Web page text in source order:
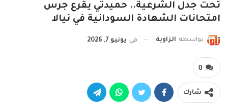
تحت جدل الشرعية.. حميدتي يقرع جرس
امتحانات الشهادة السودانية في نيالا
بواسطة الزاوية في يونيو 7, 2026
0
شارك